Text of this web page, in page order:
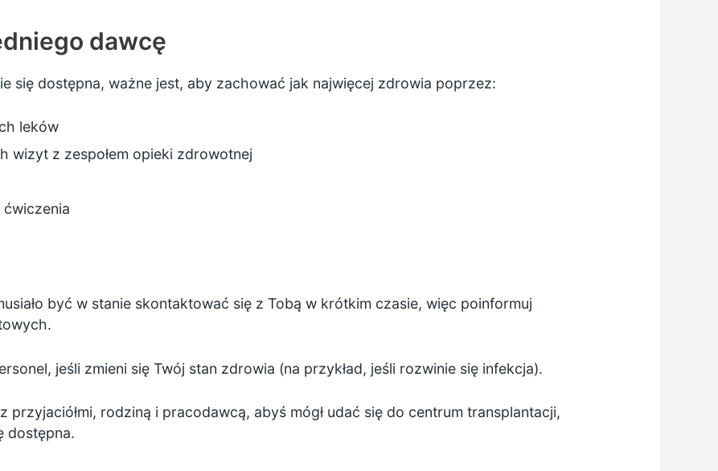
dawcę
się dostępna, ważne jest, aby zachować jak najwięcej zdrowia poprzez:
leków
wizyt z zespołem opieki zdrowotnej
ćwiczenia
być w stanie skontaktować się z Tobą w krótkim czasie, więc poinformuj
jeśli zmieni się Twój stan zdrowia (na przykład, jeśli rozwinie się infekcja).
przyjaciółmi, rodziną i pracodawcą, abyś mógł udać się do centrum transplantacji,
dostępna.